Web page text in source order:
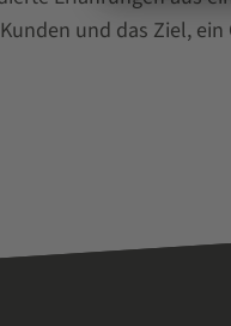
und das Ziel,